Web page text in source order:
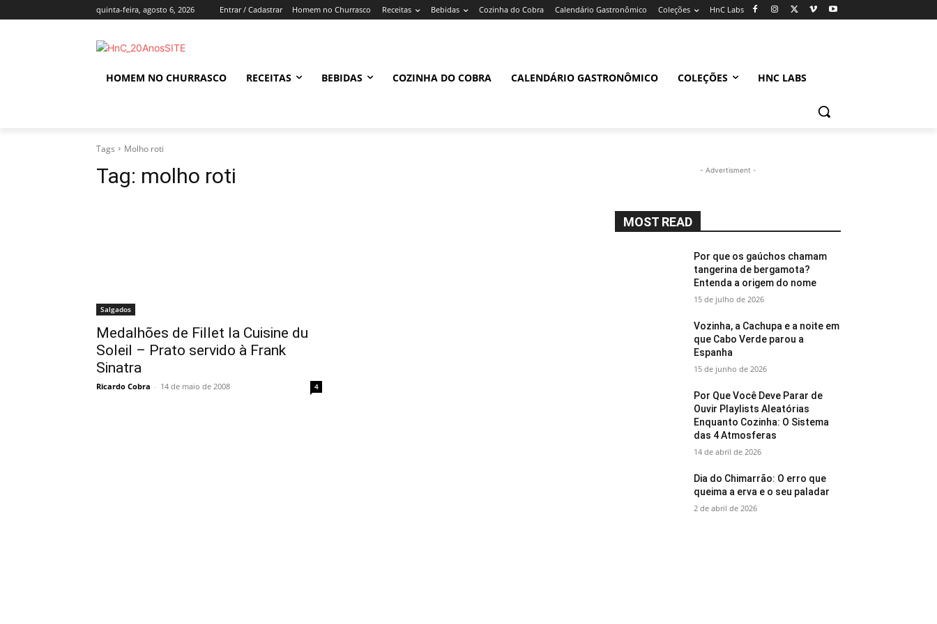
quinta-feira, agosto 6, 2026 Entrar / Cadastrar Homem no Churrasco Receitas Bebidas Cozinha do Cobra Calendário Gastronômico Coleções HnC Labs
HOMEM NO CHURRASCO RECEITAS BEBIDAS COZINHA DO COBRA CALENDÁRIO GASTRONÔMICO COLEÇÕES HNC LABS
Tags Molho roti
Tag: molho roti
Salgados
Medalhões de Fillet la Cuisine du
Soleil – Prato servido à Frank
Sinatra
Ricardo Cobra - 14 de maio de 2008 4
- Advertisment -
MOST READ
Por que os gaúchos chamam
tangerina de bergamota?
Entenda a origem do nome
15 de julho de 2026
Vozinha, a Cachupa e a noite em
que Cabo Verde parou a
Espanha
15 de junho de 2026
Por Que Você Deve Parar de
Ouvir Playlists Aleatórias
Enquanto Cozinha: O Sistema
das 4 Atmosferas
14 de abril de 2026
Dia do Chimarrão: O erro que
queima a erva e o seu paladar
2 de abril de 2026